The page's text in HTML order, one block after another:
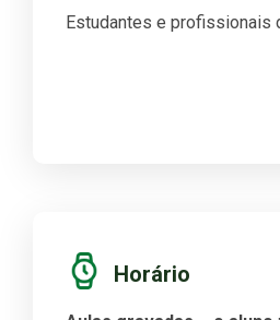
Estudantes e profissionais
Horário